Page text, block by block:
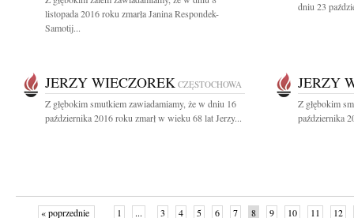
listopada 2016 roku zmarła Janina Respondek-
Samotij...
dniu 23
JERZY WIECZOREK CZĘSTOCHOWA
Z głębokim smutkiem zawiadamiamy, że w dniu 16
października 2016 roku zmarł w wieku 68 lat Jerzy...
JERZY
Z głębokim
października
« poprzednie 1 ... 3 4 5 6 7 8 9 10 11 12